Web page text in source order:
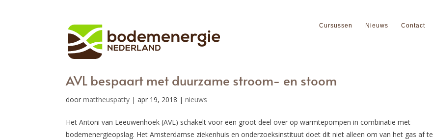
Cursussen Nieuws Contact
AVL bespaart met duurzame stroom- en stoom
doormattheuspatty |apr 19, 2018 |nieuws
Het Antoni van Leeuwenhoek (AVL) schakelt voor een groot deel over op warmtepompen in combinatie met
bodemenergieopslag. Het Amsterdamse ziekenhuis en onderzoeksinstituut doet dit niet alleen om van het gas af te